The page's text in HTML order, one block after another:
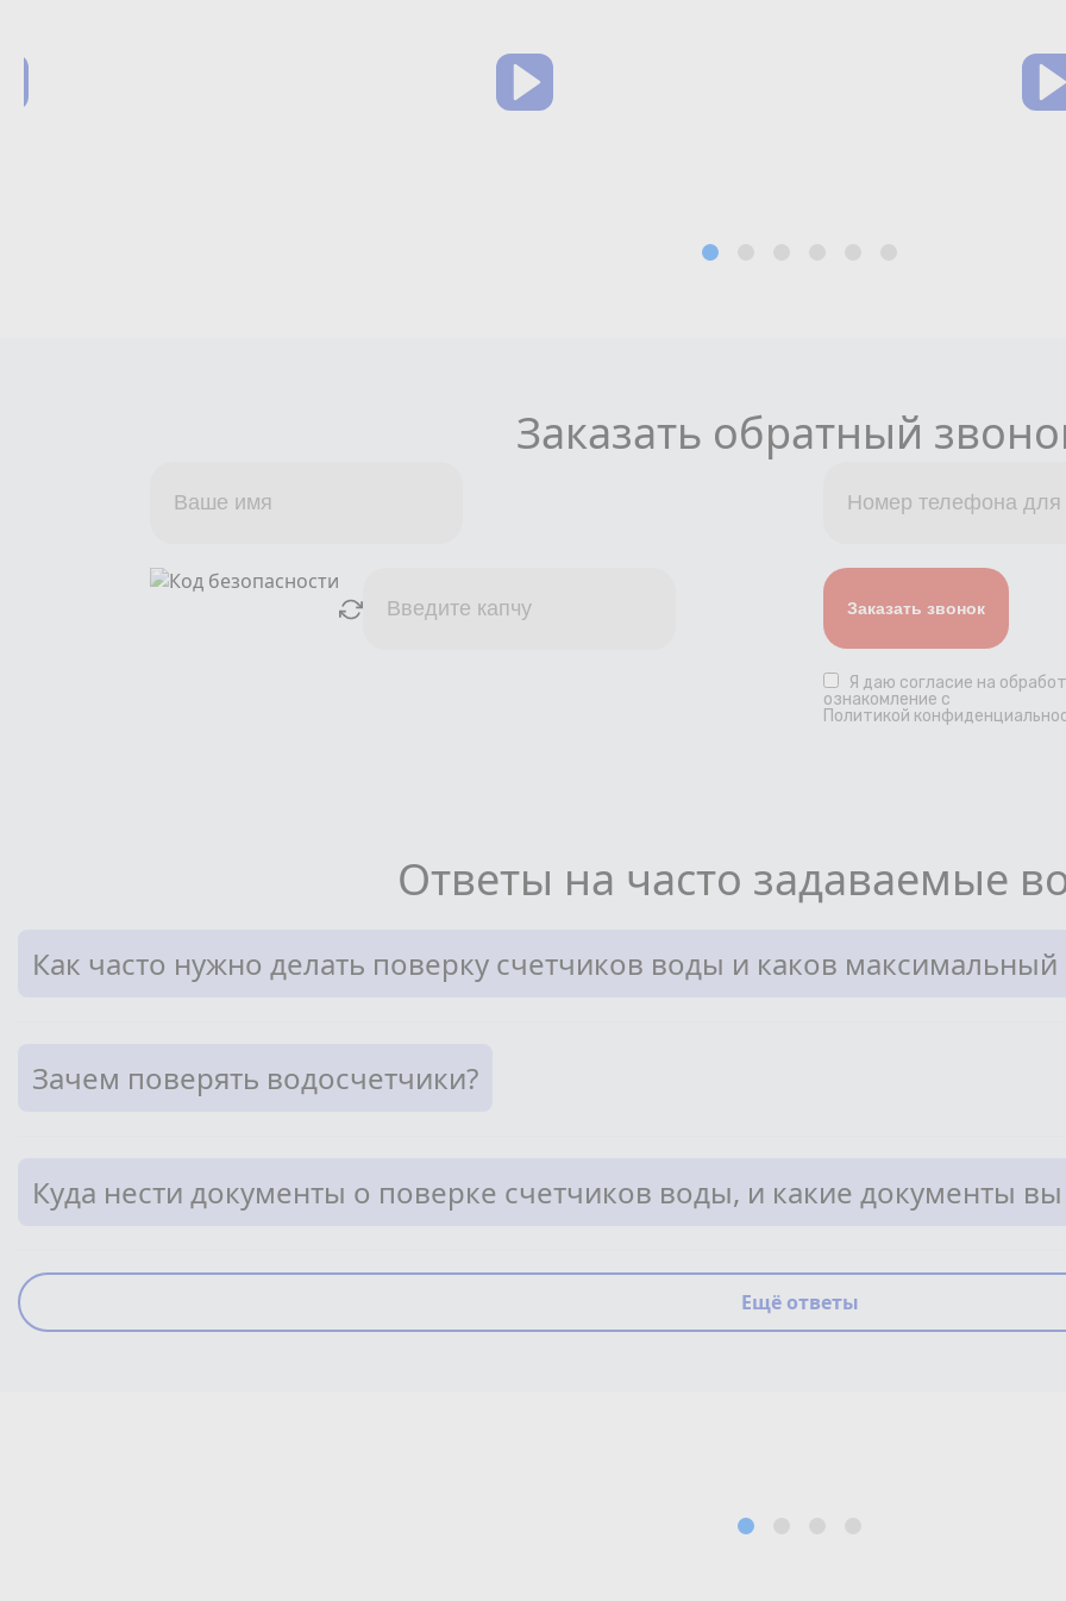
Заказать обратный
Я даю согласие на
ознакомление с
Политикой
Ответы на часто задаваемые
Как часто нужно делать поверку счетчиков воды и каков
Зачем поверять водосчетчики?
Куда нести документы о поверке счетчиков воды, и какие документы
Ещё ответы